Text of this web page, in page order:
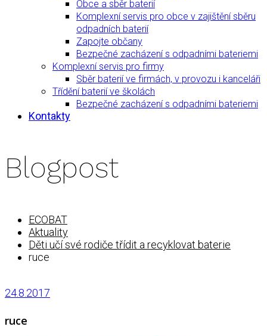
Obce a sběr baterií
Komplexní servis pro obce v zajištění sběru
odpadních baterií
Zapojte občany
Bezpečné zacházení s odpadními bateriemi
Komplexní servis pro firmy
Sběr baterií ve firmách, v provozu i kanceláři
Třídění baterií ve školách
Bezpečné zacházení s odpadními bateriemi
Kontakty
Blogpost
ECOBAT
Aktuality
Děti učí své rodiče třídit a recyklovat baterie
ruce
24.8.2017
ruce